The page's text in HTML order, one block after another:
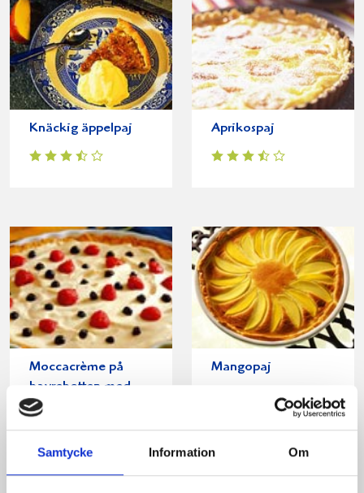
Samtycke Information Om
Knäckig äppelpaj Aprikospaj
Moccacrème på
havrebotten med
hallon och blåbär
Mangopaj